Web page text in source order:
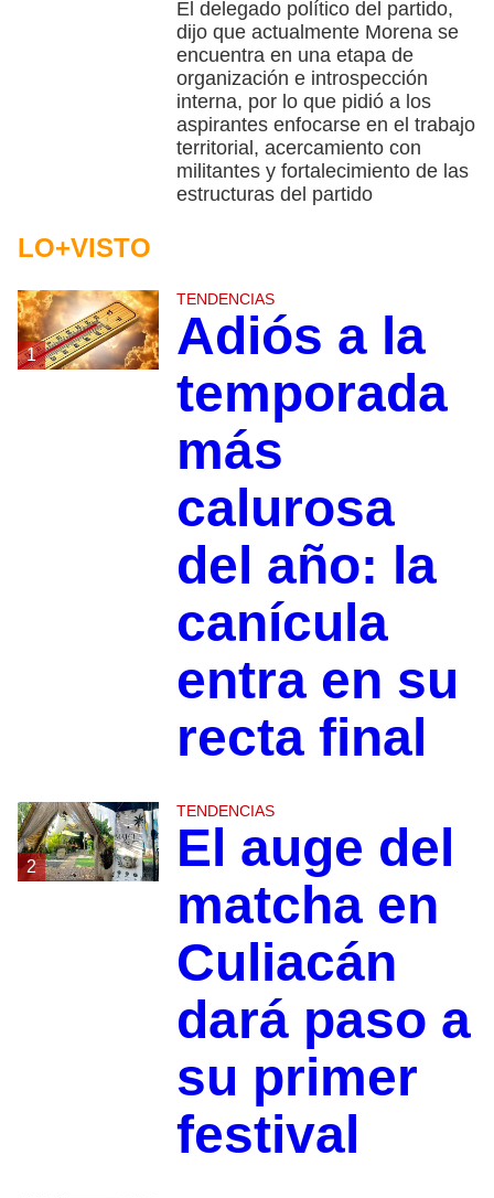
El delegado político del partido,
dijo que actualmente Morena se
encuentra en una etapa de
organización e introspección
interna, por lo que pidió a los
aspirantes enfocarse en el trabajo
territorial, acercamiento con
militantes y fortalecimiento de las
estructuras del partido
LO+VISTO
1
TENDENCIAS
Adiós a la
temporada
más
calurosa
del año: la
canícula
entra en su
recta final
2
TENDENCIAS
El auge del
matcha en
Culiacán
dará paso a
su primer
festival